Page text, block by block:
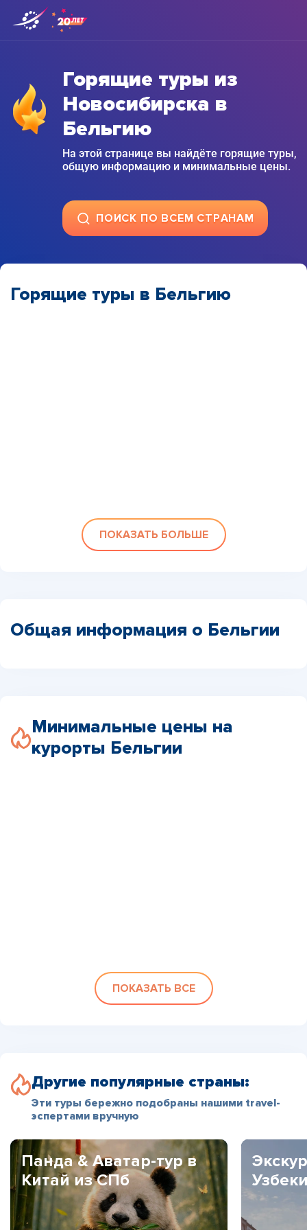
Горящие туры из
Новосибирска в
Бельгию
На этой странице вы найдёте горящие туры,
общую информацию и минимальные цены.
ПОИСК ПО ВСЕМ СТРАНАМ
Горящие туры в Бельгию
ПОКАЗАТЬ БОЛЬШЕ
Общая информация о Бельгии
Минимальные цены на
курорты Бельгии
ПОКАЗАТЬ ВСЕ
Другие популярные страны:
Эти туры бережно подобраны нашими travel-
эспертами вручную
Панда & Аватар-тур в
Китай из СПб